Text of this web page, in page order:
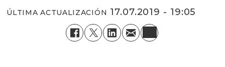
ÚLTIMA ACTUALIZACIÓN 17.07.2019 - 19:05